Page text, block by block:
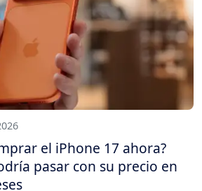
el iPhone 17 ahora?
pasar con su precio en